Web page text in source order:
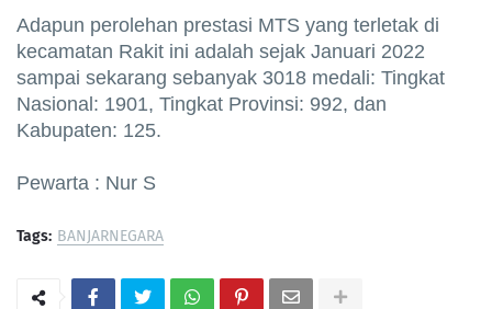
Adapun perolehan prestasi MTS yang terletak di
kecamatan Rakit ini adalah sejak Januari 2022
sampai sekarang sebanyak 3018 medali: Tingkat
Nasional: 1901, Tingkat Provinsi: 992, dan
Kabupaten: 125.
Pewarta : Nur S
Tags: BANJARNEGARA